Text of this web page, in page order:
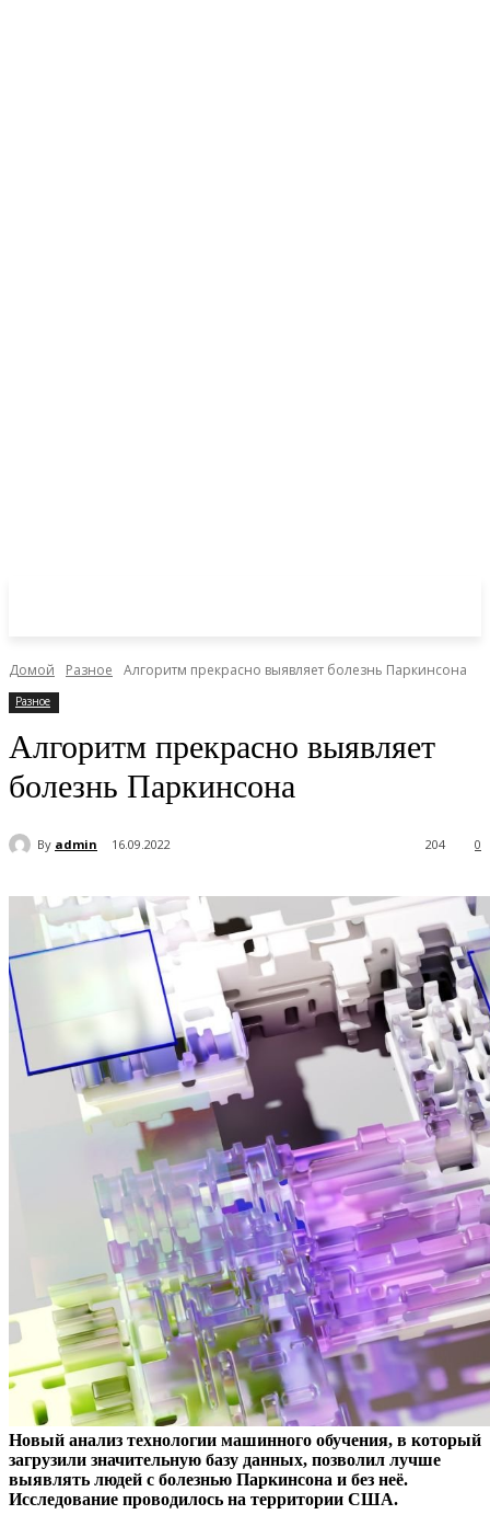
Домой Разное Алгоритм прекрасно выявляет болезнь Паркинсона
Разное
Алгоритм прекрасно выявляет
болезнь Паркинсона
By admin 16.09.2022 0
204
Новый анализ технологии машинного обучения, в который
загрузили значительную базу данных, позволил лучше
выявлять людей с болезнью Паркинсона и без неё.
Исследование проводилось на территории США.